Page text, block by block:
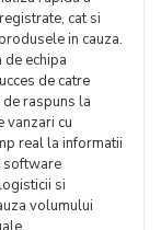
cat si
in cauza.
echipa
de catre
raspuns la
vanzari cu
real la informatii
software
si
volumului